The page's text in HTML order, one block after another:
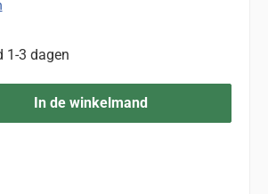
1-3 dagen
in of gebruik de knoppen om de
In de winkelmand